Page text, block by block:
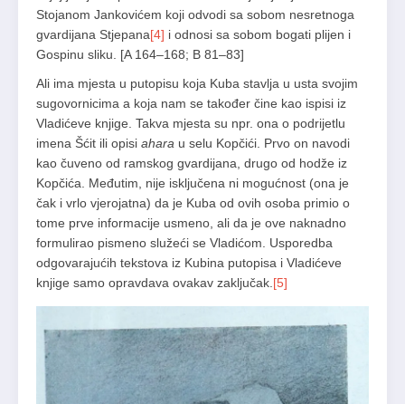
Stojanom Jankovićem koji odvodi sa sobom nesretnoga
gvardijana Stjepana[4] i odnosi sa sobom bogati plijen i
Gospinu sliku. [A 164–168; B 81–83]
Ali ima mjesta u putopisu koja Kuba stavlja u usta svojim
sugovornicima a koja nam se također čine kao ispisi iz
Vladićeve knjige. Takva mjesta su npr. ona o podrijetlu
imena Šćit ili opisi ahara u selu Kopčići. Prvo on navodi
kao čuveno od ramskog gvardijana, drugo od hodže iz
Kopčića. Međutim, nije isključena ni mogućnost (ona je
čak i vrlo vjerojatna) da je Kuba od ovih osoba primio o
tome prve informacije usmeno, ali da je ove naknadno
formulirao pismeno služeći se Vladićom. Usporedba
odgovarajućih tekstova iz Kubina putopisa i Vladićeve
knjige samo opravdava ovakav zaključak. [5]